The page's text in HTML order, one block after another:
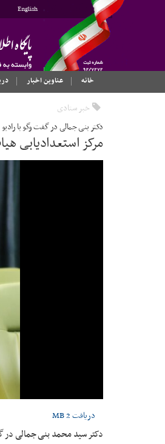
English
خانه
عناوین اخبار
خبر ستادی
دکتر بنی جمالی در گفت وگو با
مرکز استعدادیابی
دریافت2 MB
دکتر سید محمد بنی جمالی در گفت وگو با